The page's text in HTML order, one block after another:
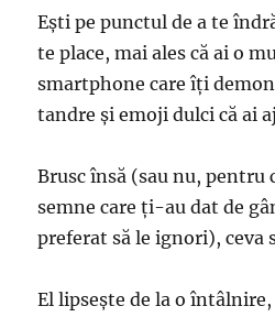
Eşti pe punctul de a te
te place, mai ales că ai o
smartphone care îţi
tandre şi emoji dulci că ai
Brusc însă (sau nu, pentru
semne care ţi-au dat de
preferat să le ignori), ceva
El lipseşte de la o